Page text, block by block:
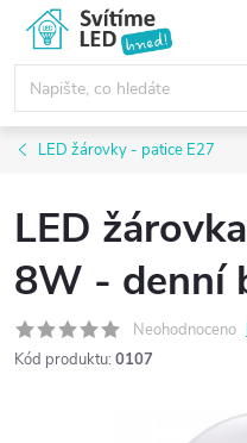
obsah
LED žárovky - patice E27
LED
8W - denní
Neohodnoceno
Kód produktu: 0107